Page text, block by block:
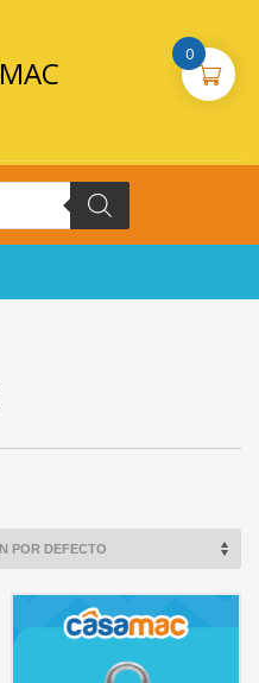
0